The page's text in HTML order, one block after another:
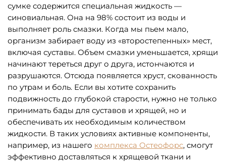
сумке содержится специальная жидкость —
синовиальная. Она на 98% состоит из воды и
выполняет роль смазки. Когда мы пьем мало,
организм забирает воду из «второстепенных» мест,
включая суставы. Объем смазки уменьшается, хрящи
начинают тереться друг о друга, истончаются и
разрушаются. Отсюда появляется хруст, скованность
по утрам и боль. Если вы хотите сохранить
подвижность до глубокой старости, нужно не только
принимать бады для суставов и хрящей, но и
обеспечивать их необходимым количеством
жидкости. В таких условиях активные компоненты,
например, из нашего комплекса Остеофорс, смогут
эффективно доставляться к хрящевой ткани и